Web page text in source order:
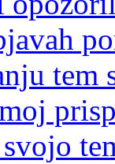
tem